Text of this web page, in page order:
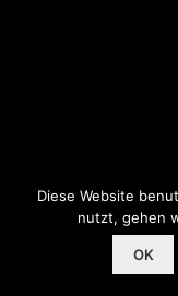
Diese Website
nutzt, gehen
OK